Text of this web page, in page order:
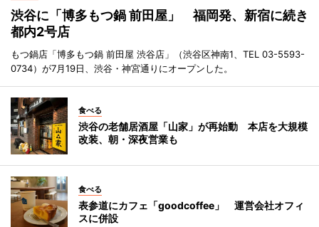
渋谷に「博多もつ鍋 前田屋」 福岡発、新宿に続き
都内2号店
もつ鍋店「博多もつ鍋 前田屋 渋谷店」（渋谷区神南1、TEL 03-5593-
0734）が7月19日、渋谷・神宮通りにオープンした。
食べる
渋谷の老舗居酒屋「山家」が再始動 本店を大規模
改装、朝・深夜営業も
食べる
表参道にカフェ「goodcoffee」 運営会社オフィ
スに併設